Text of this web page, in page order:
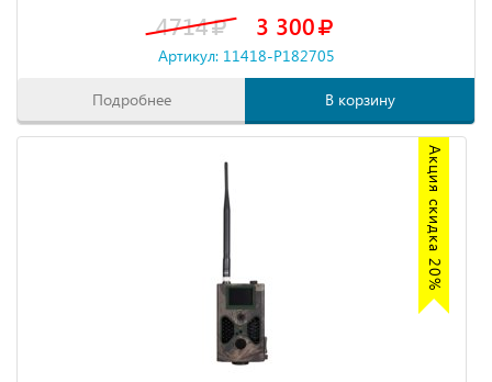
4714 3 300
Артикул: 11418-P182705
Подробнее В корзину
Акция скидка 20%